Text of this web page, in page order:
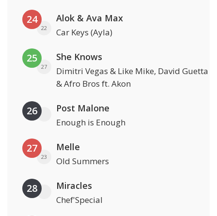
24
22
Alok & Ava Max
Car Keys (Ayla)
25
27
She Knows
Dimitri Vegas & Like Mike, David Guetta
& Afro Bros ft. Akon
26 Post Malone
Enough is Enough
27
23
Melle
Old Summers
28 Miracles
Chef'Special